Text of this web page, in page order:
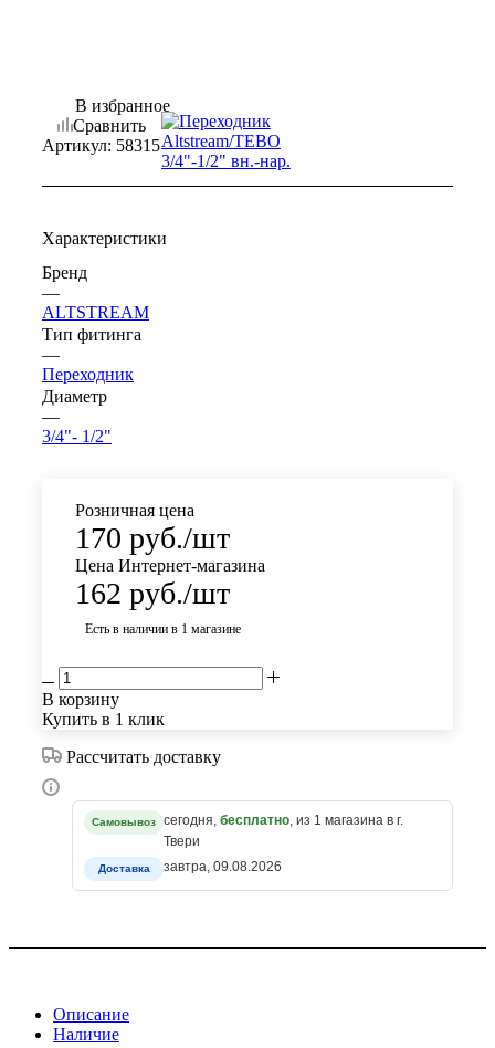
В избранное
Сравнить
Артикул: 58315
Характеристики
Бренд
—
ALTSTREAM
Тип фитинга
—
Переходник
Диаметр
—
3/4"- 1/2"
Розничная цена
170 руб./шт
Цена Интернет-магазина
162 руб./шт
Есть в наличии в 1 магазине
В корзину
Купить в 1 клик
Рассчитать доставку
Самовывоз сегодня, бесплатно, из 1 магазина в г.
Твери
Доставка завтра, 09.08.2026
Описание
Наличие